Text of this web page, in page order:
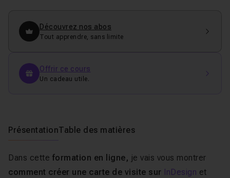
Découvrez nos abos
Tout apprendre, sans limite
Offrir ce cours
Un cadeau utile.
PrésentationTable des matières
Dans cette formation en ligne, je vais vous montrer
comment créer une carte de visite sur InDesign et